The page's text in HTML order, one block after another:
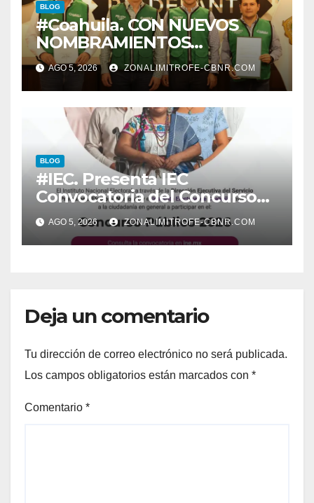
BLOG
#Coahuila. CON NUEVOS
NOMBRAMIENTOS
FORTALECE GOBERNADOR
GABINETE
AGO 5, 2026 ZONALIMITROFE-CBNR.COM
BLOG
#IEC. Presenta IEC
Convocatoria del Concurso
Público 2026
AGO 5, 2026 ZONALIMITROFE-CBNR.COM
Deja un comentario
Tu dirección de correo electrónico no será publicada.
Los campos obligatorios están marcados con *
Comentario *